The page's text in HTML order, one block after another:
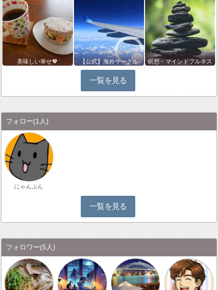
美味しい幸せ💖 【公式】海外サークル 瞑想・マインドフルネス
一覧を見る
フォロー(1人)
にゃんぷん
一覧を見る
フォロワー(5人)